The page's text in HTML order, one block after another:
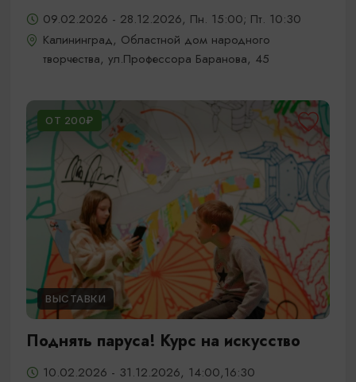
09.02.2026 - 28.12.2026, Пн. 15:00; Пт. 10:30
Калининград, Областной дом народного
творчества, ул.Профессора Баранова, 45
ОТ 200₽
ВЫСТАВКИ
Поднять паруса! Курс на искусство
10.02.2026 - 31.12.2026, 14:00,16:30